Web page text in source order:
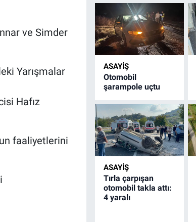
ve Simder
Yarışmalar
Hafız
faaliyetlerini
ASAYİŞ
Otomobil
şarampole uçtu
ASAYİŞ
Tırla çarpışan
otomobil takla attı:
4 yaralı